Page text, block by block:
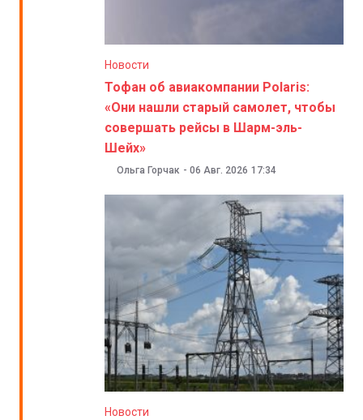
Новости
Тофан об авиакомпании Polaris:
«Они нашли старый самолет, чтобы
совершать рейсы в Шарм-эль-
Шейх»
Ольга Горчак - 06 Авг. 2026 17:34
Новости